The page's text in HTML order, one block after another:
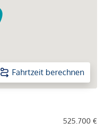
Fahrtzeit berechnen
525.700 €